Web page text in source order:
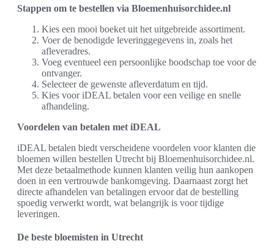
Stappen om te bestellen via Bloemenhuisorchidee.nl
Kies een mooi boeket uit het uitgebreide assortiment.
Voer de benodigde leveringgegevens in, zoals het
afleveradres.
Voeg eventueel een persoonlijke boodschap toe voor de
ontvanger.
Selecteer de gewenste afleverdatum en tijd.
Kies voor iDEAL betalen voor een veilige en snelle
afhandeling.
Voordelen van betalen met iDEAL
iDEAL betalen biedt verscheidene voordelen voor klanten die
bloemen willen bestellen Utrecht bij Bloemenhuisorchidee.nl.
Met deze betaalmethode kunnen klanten veilig hun aankopen
doen in een vertrouwde bankomgeving. Daarnaast zorgt het
directe afhandelen van betalingen ervoor dat de bestelling
spoedig verwerkt wordt, wat belangrijk is voor tijdige
leveringen.
De beste bloemisten in Utrecht